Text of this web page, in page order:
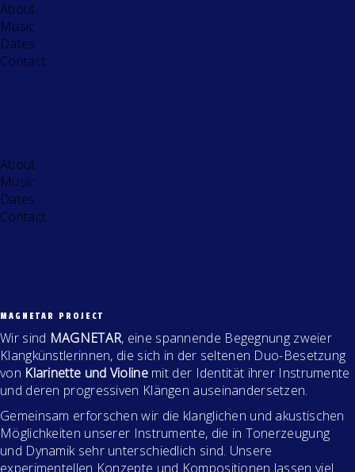
About
Music
Dates
Contact
About
Music
Dates
Contact
MAGNETAR PROJECT
Wir sind MAGNETAR, eine spannende Begegnung zweier
Klangkünstlerinnen, die sich in der seltenen Duo-Besetzung
von Klarinette und Violinemit der Identität ihrer Instrumente
und deren progressiven Klängen auseinandersetzen.
Gemeinsam erforschen wir die klanglichen und akustischen
Möglichkeiten unserer Instrumente, die in Tonerzeugung
und Dynamik sehr unterschiedlich sind. Unsere
experimentellen Konzepte und Kompositionen lassen viel